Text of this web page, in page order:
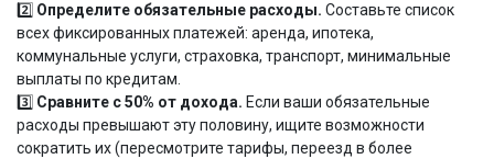
2️⃣ Определите обязательные расходы. Составьте список
всех фиксированных платежей: аренда, ипотека,
коммунальные услуги, страховка, транспорт, минимальные
выплаты по кредитам.
3️⃣ Сравните с 50% от дохода. Если ваши обязательные
расходы превышают эту половину, ищите возможности
сократить их (пересмотрите тарифы, переезд в более